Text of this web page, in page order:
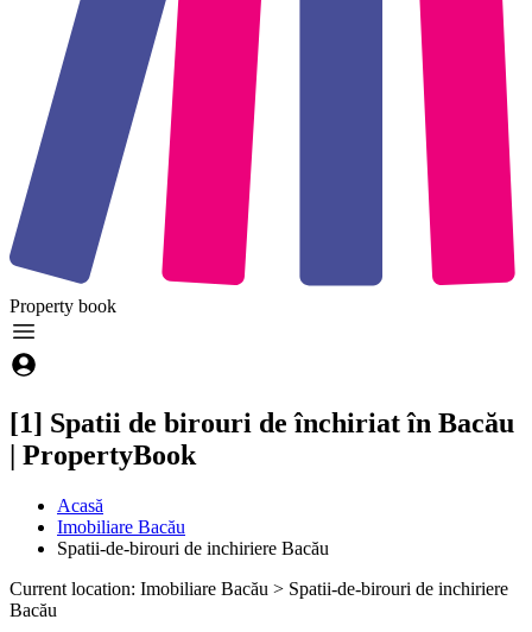
Property book
[1] Spatii de birouri de închiriat în Bacău
| PropertyBook
Acasă
Imobiliare Bacău
Spatii-de-birouri de inchiriere Bacău
Current location: Imobiliare Bacău > Spatii-de-birouri de inchiriere
Bacău